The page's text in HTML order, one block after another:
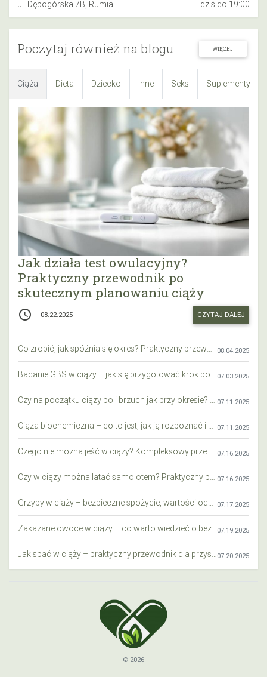
ul. Dębogórska 7B, Rumia dziś do 19:00
Poczytaj również na blogu WIĘCEJ
Ciąża Dieta Dziecko Inne Seks Suplementy
Jak działa test owulacyjny?
Praktyczny przewodnik po
skutecznym planowaniu ciąży
access_time 08.22.2025 CZYTAJ DALEJ
08.04.2025
07.03.2025
07.11.2025
07.11.2025
07.16.2025
07.16.2025
07.17.2025
07.19.2025
07.20.2025
© 2026